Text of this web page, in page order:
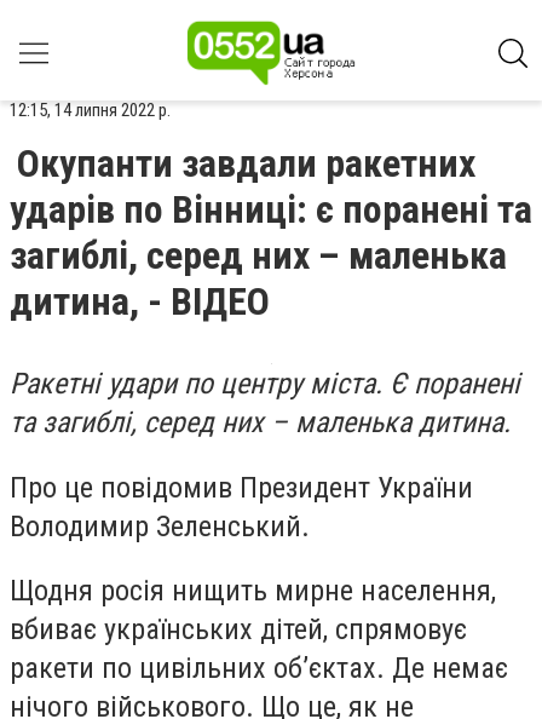
12:15, 14 липня 2022 р.
Окупанти завдали ракетних
ударів по Вінниці: є поранені та
загиблі, серед них – маленька
дитина, - ВІДЕО
Ракетні удари по центру міста. Є поранені
та загиблі, серед них – маленька дитина.
Про це повідомив Президент України
Володимир Зеленський.
Щодня росія нищить мирне населення,
вбиває українських дітей, спрямовує
ракети по цивільних об’єктах. Де немає
нічого військового. Що це, як не